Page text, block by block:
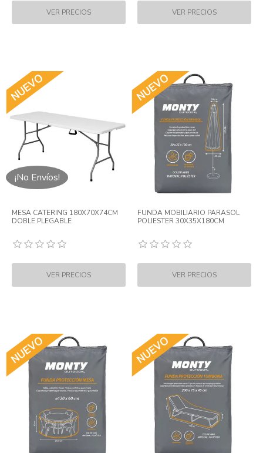
¡No Envíos!
MESA CATERING 180X70X74CM
DOBLE PLEGABLE
FUNDA MOBILIARIO PARASOL
POLIESTER 30X35X180CM